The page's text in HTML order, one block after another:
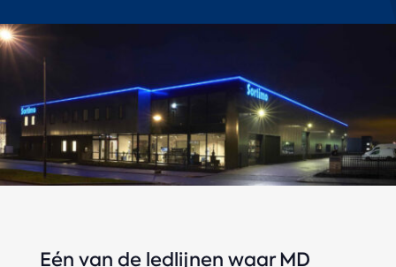
Eén van de ledlijnen waar MD